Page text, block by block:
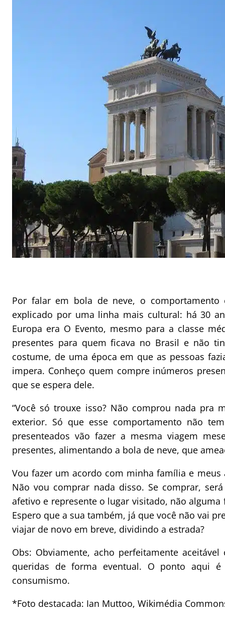
Por falar em bola de neve, o
explicado por uma linha mais cultural: há 30
Europa era O Evento, mesmo para a classe
presentes para quem ficava no Brasil e não
costume, de uma época em que as pessoas
impera. Conheço quem compre inúmeros
que se espera dele.
“Você só trouxe isso? Não comprou nada pra
exterior. Só que esse comportamento não
presenteados vão fazer a mesma viagem
presentes, alimentando a bola de neve, que
Vou fazer um acordo com minha família e
Não vou comprar nada disso. Se comprar,
afetivo e represente o lugar visitado, não
Espero que a sua também, já que você não vai
viajar de novo em breve, dividindo a estrada?
Obs: Obviamente, acho perfeitamente
queridas de forma eventual. O ponto aqui
consumismo.
*Foto destacada: Ian Muttoo, Wikimédia